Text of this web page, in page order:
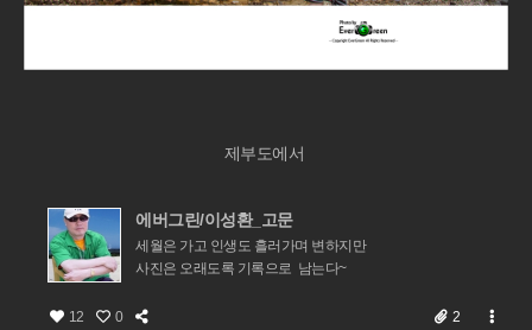
제부도에서
에버그린/이성환_고문
세월은 가고 인생도 흘러가며 변하지만
사진은 오래도록 기록으로 남는다~
12 0 2